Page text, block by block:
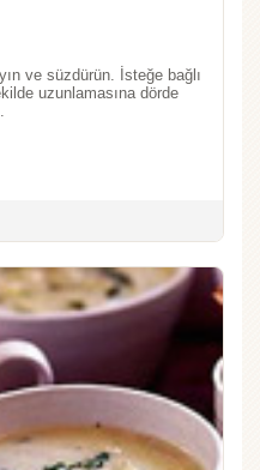
ve süzdürün. İsteğe bağlı
uzunlamasına dörde